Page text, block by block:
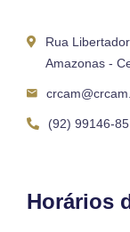
Rua
Amazonas -
(92) 99146-
Horários